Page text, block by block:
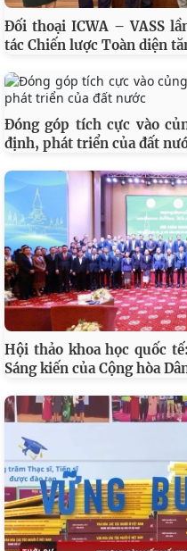
Đối thoại ICWA – VASS
tác Chiến lược Toàn diện
Đóng góp tích cực vào
định, phát triển của đất
Hội thảo khoa học quốc
Sáng kiến của Cộng hòa